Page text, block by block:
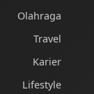
Olahraga
Travel
Karier
Lifestyle